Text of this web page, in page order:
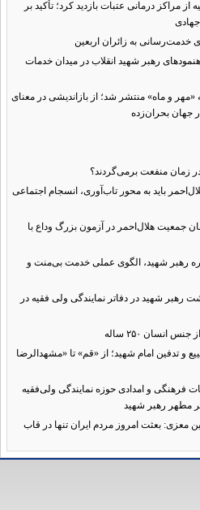
مراکز درمانی عتبات بازدید کرد؛ تأکید بر
خدمت‌رسانی به زائران اربعین
رهبر شهید انقلاب در میدان خدمات
و ماه» منتشر شد؛ از بازاندیشی در معنای
جهان بحران‌زده
زمان منفعت برمی‌گردند؟
باید به محور تاب‌آوری، انسجام اجتماعی
جمعیت هلال‌احمر در آزمون بزرگ وداع با
رهبر شهید، الگوی عملی خدمت بی‌منت و
بزرگداشت رهبر شهید در دفاتر نمایندگی ولی فقیه در
۲۵۰ ساله
و تدفین امام شهید؛ از «قم» تا «مشهدالرضا
فرهنگی و امدادی حوزه نمایندگی ولی‌فقیه
مطهر رهبر شهید
بعثت امروز مردم ایران تنها در قاب
نمایندگی ولی‌فقیه هلال‌احمر برای
عزاداری دهه اول محرم در